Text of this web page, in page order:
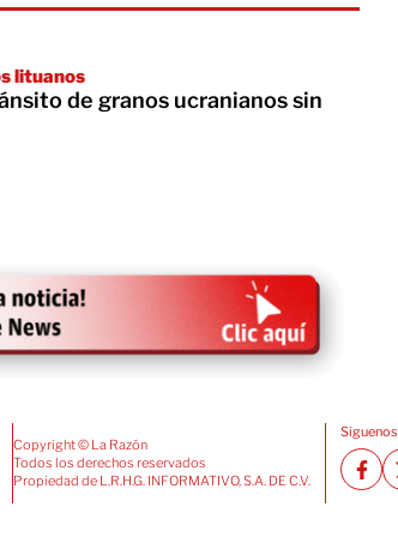
lituanos
de granos ucranianos sin
Copyright © La Razón
Todos los derechos reservados
Propiedad de L.R.H.G. INFORMATIVO, S.A. DE C.V.